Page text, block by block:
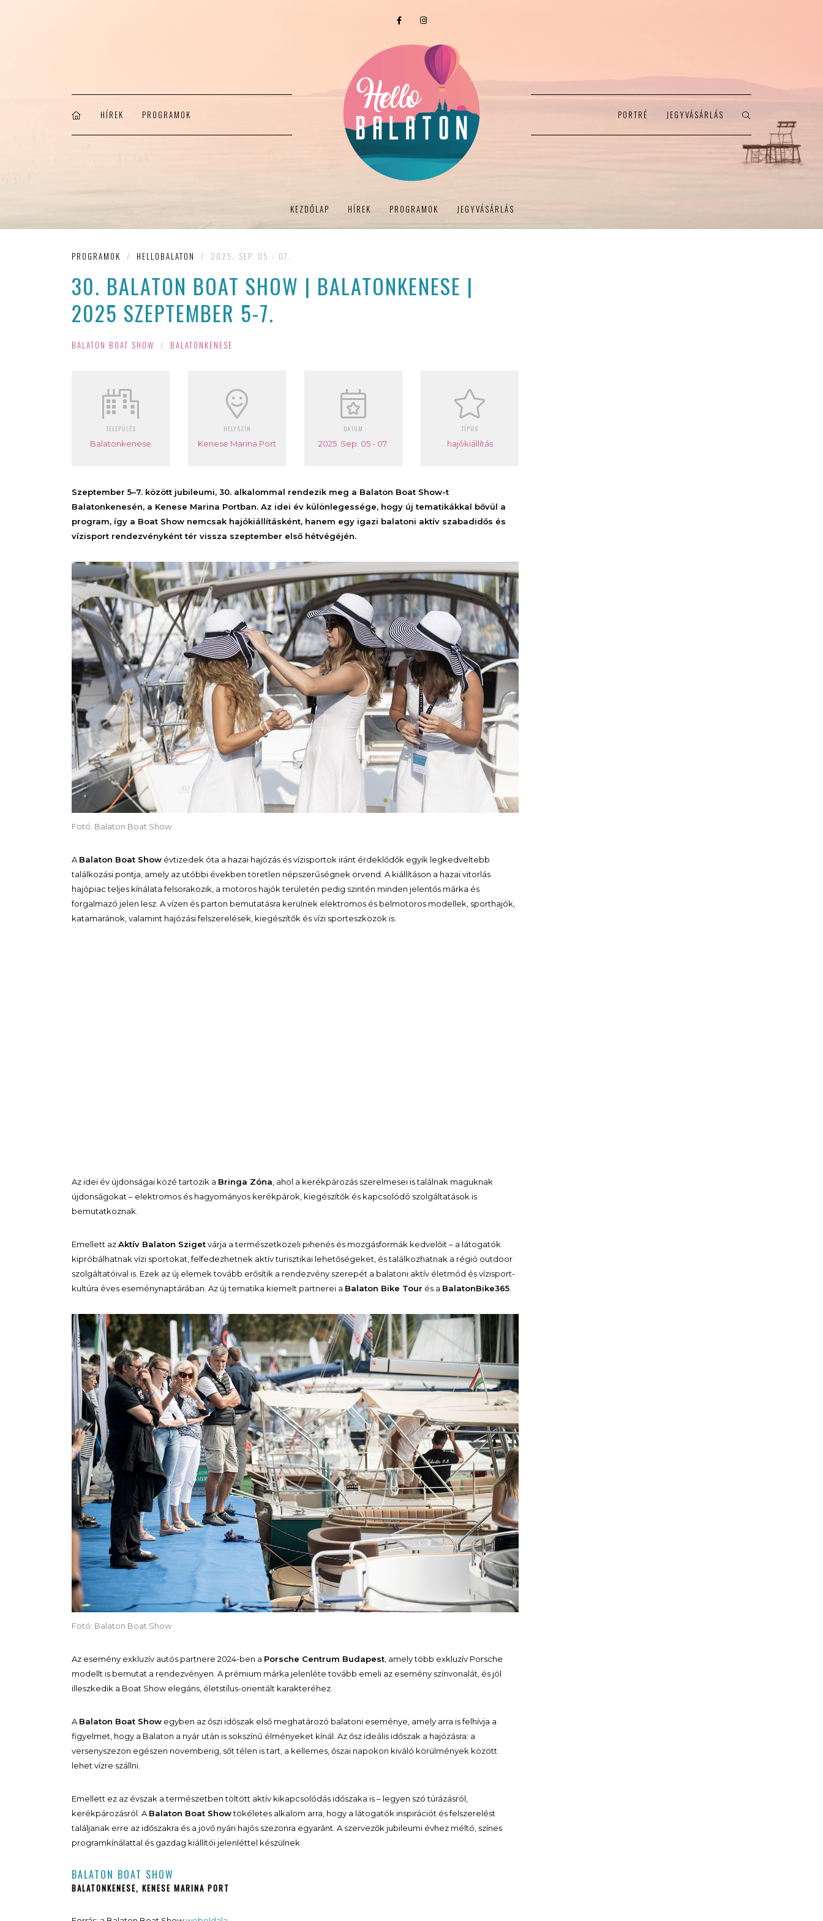
HÍREK PROGRAMOK PORTRÉ JEGYVÁSÁRLÁS
KEZDŐLAP HÍREK PROGRAMOK JEGYVÁSÁRLÁS
PROGRAMOK / HELLOBALATON / 2025. SEP. 05 - 07.
30. BALATON BOAT SHOW | BALATONKENESE |
2025 SZEPTEMBER 5-7.
BALATON BOAT SHOW / BALATONKENESE
TELEPÜLÉS
Balatonkenese
HELYSZÍN
Kenese Marina Port
DÁTUM
2025. Sep. 05 - 07.
TÍPUS
hajókiállítás
Szeptember 5–7. között jubileumi, 30. alkalommal rendezik meg a Balaton Boat Show-t
Balatonkenesén, a Kenese Marina Portban. Az idei év különlegessége, hogy új tematikákkal bővül a
program, így a Boat Show nemcsak hajókiállításként, hanem egy igazi balatoni aktív szabadidős és
vízisport rendezvényként tér vissza szeptember első hétvégéjén.
Fotó: Balaton Boat Show
A Balaton Boat Show évtizedek óta a hazai hajózás és vízisportok iránt érdeklődők egyik legkedveltebb
találkozási pontja, amely az utóbbi években töretlen népszerűségnek örvend. A kiállításon a hazai vitorlás
hajópiac teljes kínálata felsorakozik, a motoros hajók területén pedig szintén minden jelentős márka és
forgalmazó jelen lesz. A vízen és parton bemutatásra kerülnek elektromos és belmotoros modellek, sporthajók,
katamaránok, valamint hajózási felszerelések, kiegészítők és vízi sporteszközök is.
Az idei év újdonságai közé tartozik a Bringa Zóna , ahol a kerékpározás szerelmesei is találnak maguknak
újdonságokat – elektromos és hagyományos kerékpárok, kiegészítők és kapcsolódó szolgáltatások is
bemutatkoznak.
Emellett azAktív Balaton Szigetvárja a természetközeli pihenés és mozgásformák kedvelőit – a látogatók
kipróbálhatnak vízi sportokat, felfedezhetnek aktív turisztikai lehetőségeket, és találkozhatnak a régió outdoor
szolgáltatóival is. Ezek az új elemek tovább erősítik a rendezvény szerepét a balatoni aktív életmód és vízisport-
kultúra éves eseménynaptárában. Az új tematika kiemelt partnerei a Balaton Bike Tour és a BalatonBike365
Fotó: Balaton Boat Show
Az esemény exkluzív autós partnere 2024-ben a Porsche Centrum Budapest , amely több exkluzív Porsche
modellt is bemutat a rendezvényen. A prémium márka jelenléte tovább emeli az esemény színvonalát, és jól
illeszkedik a Boat Show elegáns, életstílus-orientált karakteréhez.
A Balaton Boat Show egyben az őszi időszak első meghatározó balatoni eseménye, amely arra is felhívja a
figyelmet, hogy a Balaton a nyár után is sokszínű élményeket kínál. Az ősz ideális időszak a hajózásra: a
versenyszezon egészen novemberig, sőt télen is tart, a kellemes, őszai napokon kiváló körülmények között
lehet vízre szállni.
Emellett ez az évszak a természetben töltött aktív kikapcsolódás időszaka is – legyen szó túrázásról,
kerékpározásról. A Balaton Boat Showtökéletes alkalom arra, hogy a látogatók inspirációt és felszerelést
találjanak erre az időszakra és a jövő nyári hajós szezonra egyaránt. A szervezők jubileumi évhez méltó, színes
programkínálattal és gazdag kiállítói jelenléttel készülnek.
BALATON BOAT SHOW
BALATONKENESE, KENESE MARINA PORT